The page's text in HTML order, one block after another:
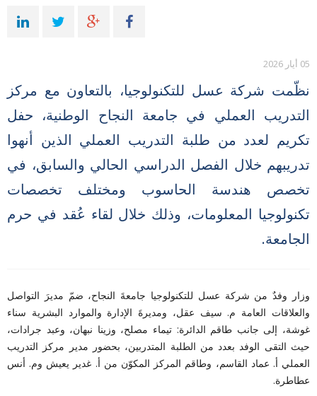
05 أيار 2026
نظّمت شركة عسل للتكنولوجيا، بالتعاون مع مركز
التدريب العملي في جامعة النجاح الوطنية، حفل
تكريم لعدد من طلبة التدريب العملي الذين أنهوا
تدريبهم خلال الفصل الدراسي الحالي والسابق، في
تخصص هندسة الحاسوب ومختلف تخصصات
تكنولوجيا المعلومات، وذلك خلال لقاء عُقد في حرم
الجامعة.
وزار وفدٌ من شركة عسل للتكنولوجيا جامعةَ النجاح، ضمّ مديرَ التواصل
والعلاقات العامة م. سيف عقل، ومديرةَ الإدارة والموارد البشرية سناء
غوشة، إلى جانب طاقم الدائرة: تيماء مصلح، وزينا نبهان، وعبد جرادات،
حيث التقى الوفد بعدد من الطلبة المتدربين، بحضور مدير مركز التدريب
العملي أ. عماد القاسم، وطاقم المركز المكوّن من أ. غدير يعيش وم. أنس
عطاطرة.